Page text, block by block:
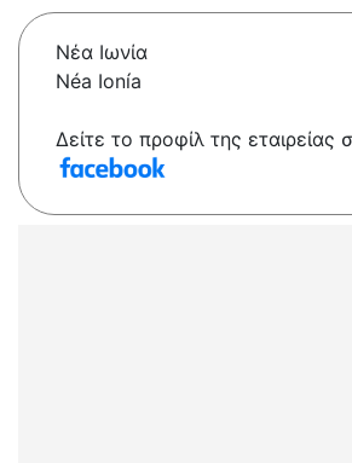
Νέα Ιωνία
Néa Ionía
Δείτε το προφίλ της εταιρείας